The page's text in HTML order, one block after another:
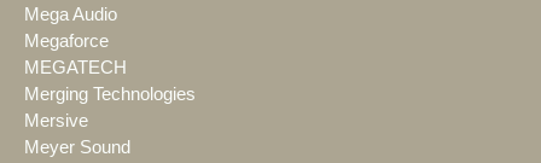
Mega Audio
Megaforce
MEGATECH
Merging Technologies
Mersive
Meyer Sound